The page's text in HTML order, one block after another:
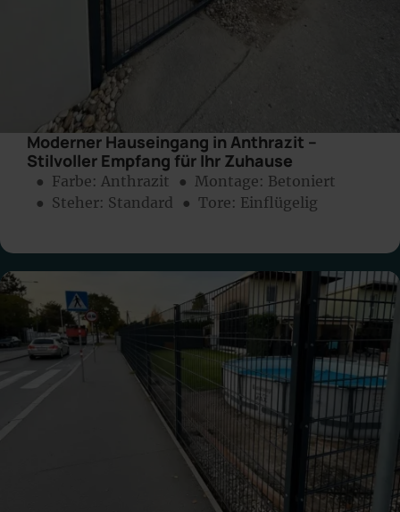
Moderner Hauseingang in Anthrazit –
Stilvoller Empfang für Ihr Zuhause
● Farbe: Anthrazit ● Montage: Betoniert
● Steher: Standard
● Tore: Einflügelig